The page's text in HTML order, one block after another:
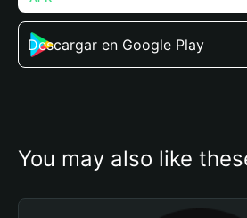
Descargar en Google Play
You may also like